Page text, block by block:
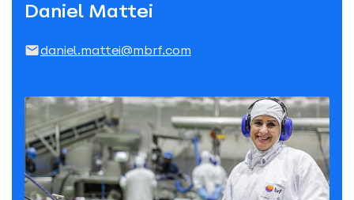
Daniel Mattei
daniel.mattei@mbrf.com